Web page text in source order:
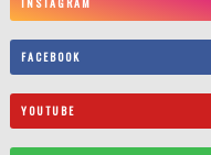
FACEBOOK
YOUTUBE